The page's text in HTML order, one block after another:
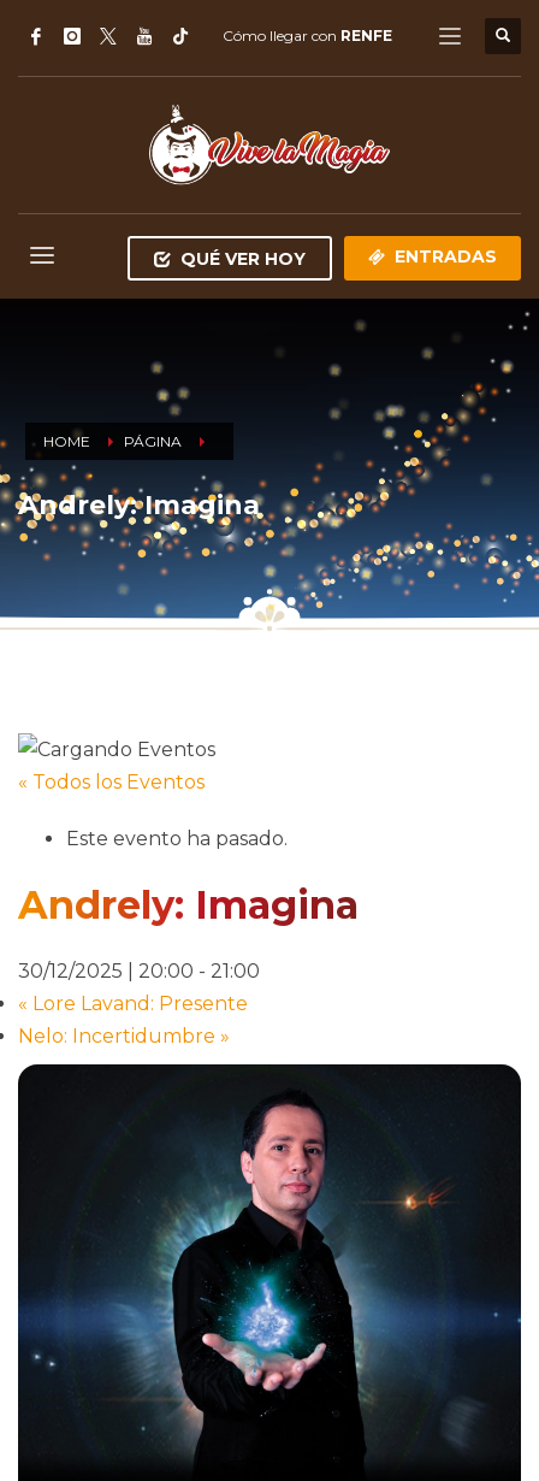
Cómo llegar con RENFE
QUÉ VER HOY ENTRADAS
HOME PÁGINA
Andrely: Imagina
« Todos los Eventos
Este evento ha pasado.
Andrely: Imagina
30/12/2025 | 20:00 - 21:00
« Lore Lavand: Presente
Nelo: Incertidumbre »